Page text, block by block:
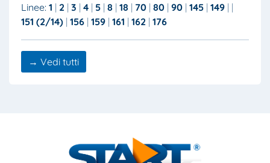
Linee: 1 2 3 4 5 8 18 70 80 90 145 149
151 (2/14) 156 159 161 162 176
→ Vedi tutti